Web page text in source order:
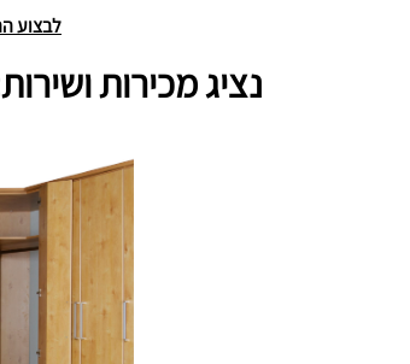
לבצוע
נציג מכירות ושירות: 1-800-305-